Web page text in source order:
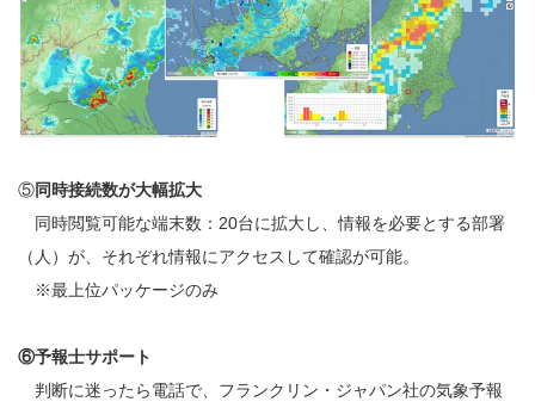
⑤同時接続数が大幅拡大
同時閲覧可能な端末数：20台に拡大し、情報を必要とする部署
（人）が、それぞれ情報にアクセスして確認が可能。
※最上位パッケージのみ
⑥予報士サポート
判断に迷ったら電話で、フランクリン・ジャパン社の気象予報